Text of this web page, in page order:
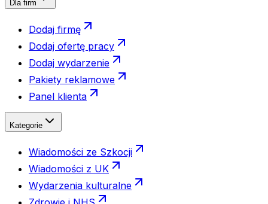
Dla firm
Dodaj firmę
Dodaj ofertę pracy
Dodaj wydarzenie
Pakiety reklamowe
Panel klienta
Kategorie
Wiadomości ze Szkocji
Wiadomości z UK
Wydarzenia kulturalne